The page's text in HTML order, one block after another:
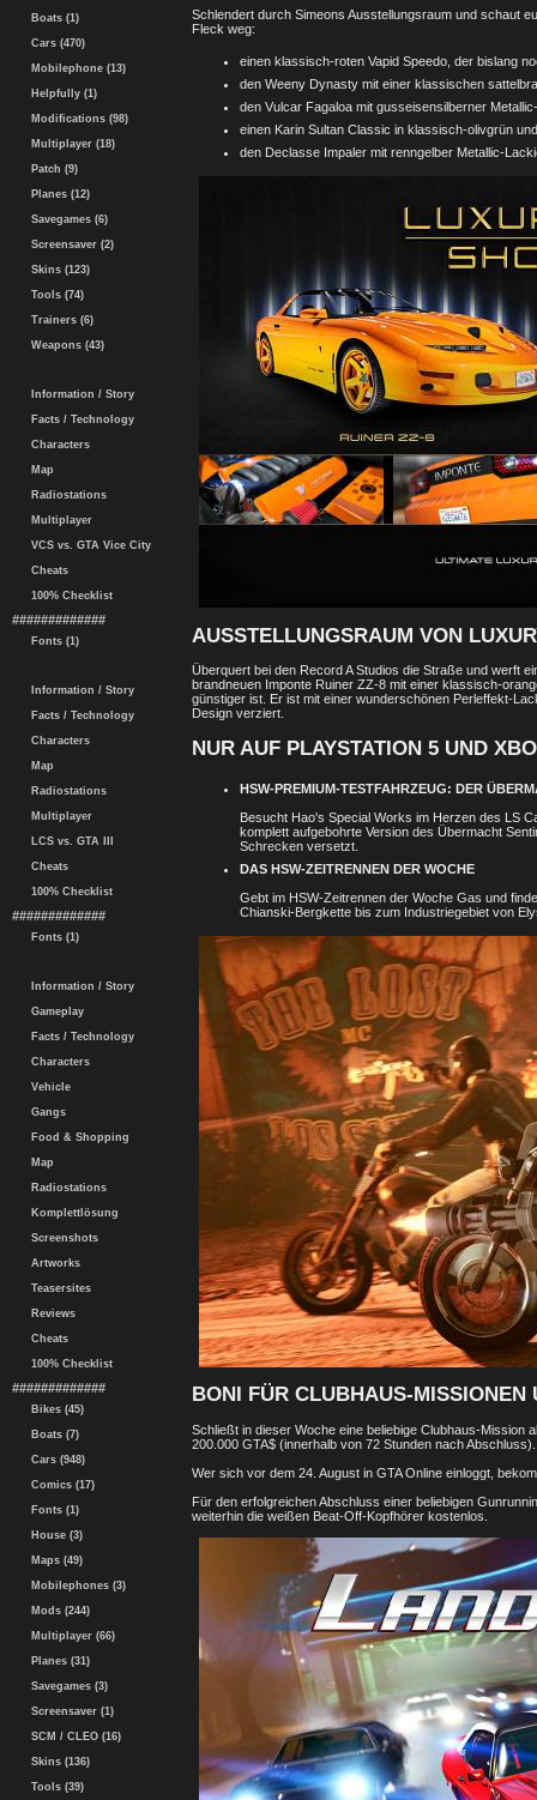
Boats (1)
Cars (470)
Mobilephone (13)
Helpfully (1)
Modifications (98)
Multiplayer (18)
Patch (9)
Planes (12)
Savegames (6)
Screensaver (2)
Skins (123)
Tools (74)
Trainers (6)
Weapons (43)
Information / Story
Facts / Technology
Characters
Map
Radiostations
Multiplayer
VCS vs. GTA Vice City
Cheats
100% Checklist
#############
Fonts (1)
Information / Story
Facts / Technology
Characters
Map
Radiostations
Multiplayer
LCS vs. GTA III
Cheats
100% Checklist
#############
Fonts (1)
Information / Story
Gameplay
Facts / Technology
Characters
Vehicle
Gangs
Food & Shopping
Map
Radiostations
Komplettlösung
Screenshots
Artworks
Teasersites
Reviews
Cheats
100% Checklist
#############
Bikes (45)
Boats (7)
Cars (948)
Comics (17)
Fonts (1)
House (3)
Maps (49)
Mobilephones (3)
Mods (244)
Multiplayer (66)
Planes (31)
Savegames (3)
Screensaver (1)
SCM / CLEO (16)
Skins (136)
Tools (39)
Schlendert durch Simeons Ausstellungsraum und schaut
Fleck weg:
einen klassisch-roten Vapid Speedo, der bislang
den Weeny Dynasty mit einer klassischen
den Vulcar Fagaloa mit gusseisensilberner
einen Karin Sultan Classic in klassisch-olivgrün
den Declasse Impaler mit renngelber Metallic-
AUSSTELLUNGSRAUM VON
Überquert bei den Record A Studios die Straße und werft
brandneuen Imponte Ruiner ZZ-8 mit einer klassisch-
günstiger ist. Er ist mit einer wunderschönen Perleffekt-
Design verziert.
NUR AUF PLAYSTATION 5 UND
HSW-PREMIUM-TESTFAHRZEUG: DER
Besucht Hao's Special Works im Herzen des LS
komplett aufgebohrte Version des Übermacht
Schrecken versetzt.
DAS HSW-ZEITRENNEN DER WOCHE
Gebt im HSW-Zeitrennen der Woche Gas und
Chianski-Bergkette bis zum Industriegebiet von
BONI FÜR CLUBHAUS-MISSIONEN
Schließt in dieser Woche eine beliebige Clubhaus-Mission
200.000 GTA$ (innerhalb von 72 Stunden nach Abschluss).
Wer sich vor dem 24. August in GTA Online einloggt,
Für den erfolgreichen Abschluss einer beliebigen
weiterhin die weißen Beat-Off-Kopfhörer kostenlos.